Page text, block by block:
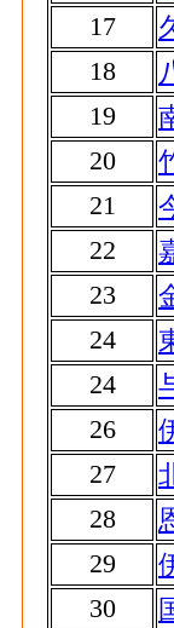
17
18
19
20
21
22
23
24
24
26
27
28
29
30